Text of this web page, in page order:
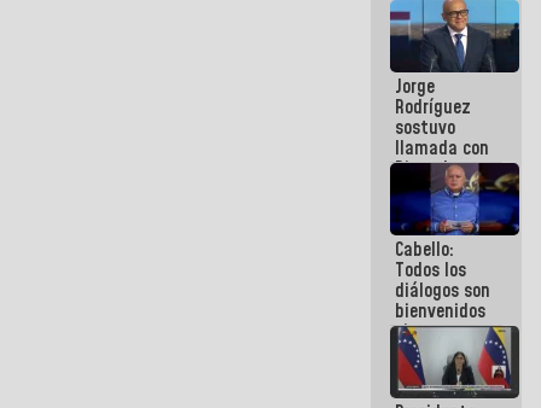
medalla
"Héroe de
Venezuela"
a servidores
públicos
Jorge
Rodríguez
sostuvo
llamada con
Dinorah
Figuera y
acuerdan
primer
encuentro
presencial
para el
diálogo
Cabello:
Todos los
diálogos son
bienvenidos
siempre que
estén en el
marco de la
Constitución